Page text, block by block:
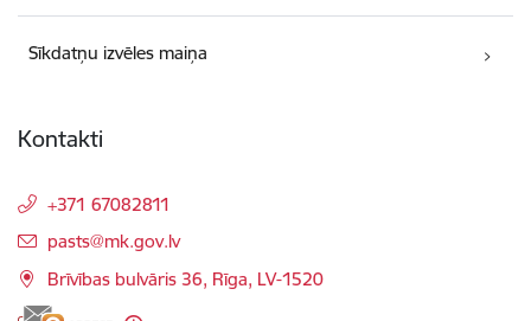
Sīkdatņu izvēles maiņa
Kontakti
+371 67082811
E-pasts:
pasts@mk.gov.lv
Brīvības bulvāris 36, Rīga, LV-1520